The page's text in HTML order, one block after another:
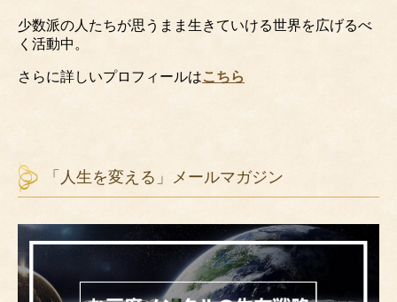
少数派の人たちが思うまま生きていける世界を広げるべ
く活動中。
さらに詳しいプロフィールはこちら
「人生を変える」メールマガジン